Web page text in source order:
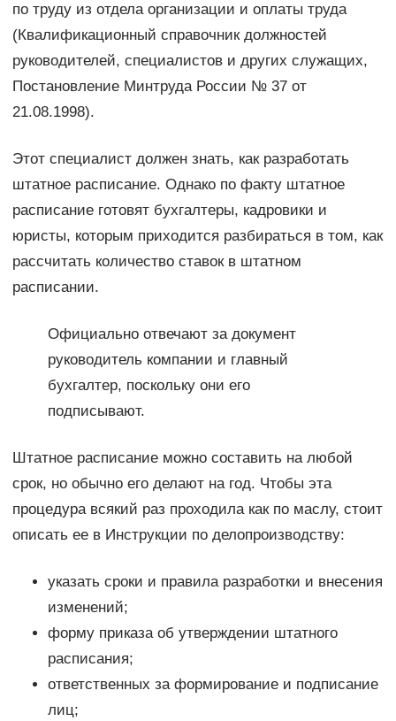
по труду из отдела организации и оплаты труда
(Квалификационный справочник должностей
руководителей, специалистов и других служащих,
Постановление Минтруда России № 37 от
21.08.1998).
Этот специалист должен знать, как разработать
штатное расписание. Однако по факту штатное
расписание готовят бухгалтеры, кадровики и
юристы, которым приходится разбираться в том, как
рассчитать количество ставок в штатном
расписании.
Официально отвечают за документ
руководитель компании и главный
бухгалтер, поскольку они его
подписывают.
Штатное расписание можно составить на любой
срок, но обычно его делают на год. Чтобы эта
процедура всякий раз проходила как по маслу, стоит
описать ее в Инструкции по делопроизводству:
указать сроки и правила разработки и внесения
изменений;
форму приказа об утверждении штатного
расписания;
ответственных за формирование и подписание
лиц;